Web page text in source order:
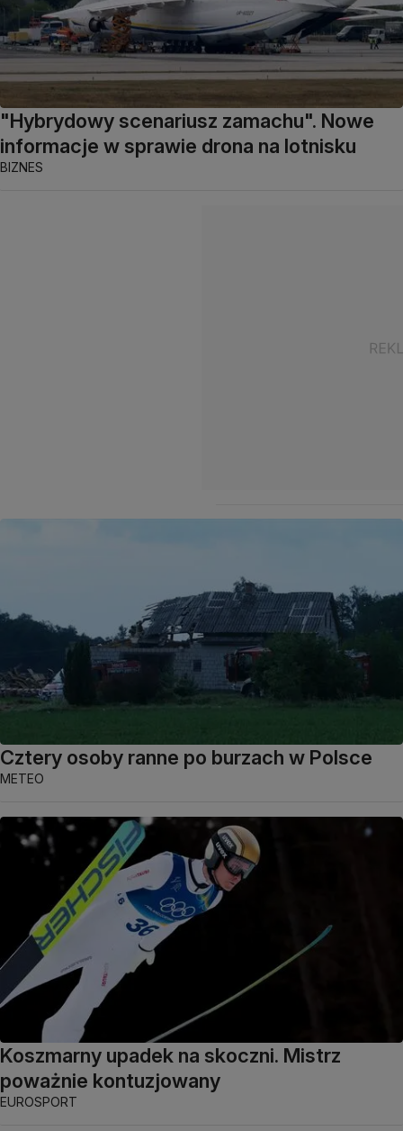
"Hybrydowy scenariusz zamachu". Nowe
informacje w sprawie drona na lotnisku
BIZNES
Cztery osoby ranne po burzach w Polsce
METEO
Koszmarny upadek na skoczni. Mistrz
poważnie kontuzjowany
EUROSPORT